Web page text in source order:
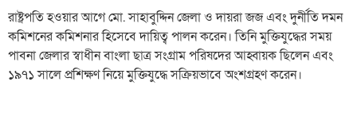
রাষ্ট্রপতি হওয়ার আগে মো. সাহাবুদ্দিন জেলা ও দায়রা জজ এবং দুর্নীতি দমন
কমিশনের কমিশনার হিসেবে দায়িত্ব পালন করেন। তিনি মুক্তিযুদ্ধের সময়
পাবনা জেলার স্বাধীন বাংলা ছাত্র সংগ্রাম পরিষদের আহ্বায়ক ছিলেন এবং
১৯৭১ সালে প্রশিক্ষণ নিয়ে মুক্তিযুদ্ধে সক্রিয়ভাবে অংশগ্রহণ করেন।